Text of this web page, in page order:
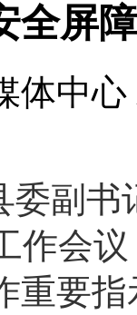
全屏障
体中心
委副
作会
重要